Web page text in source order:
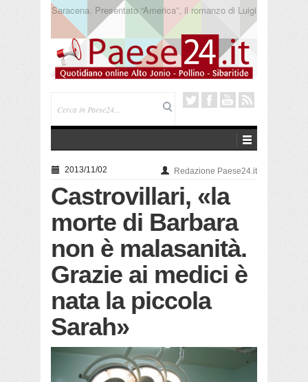
Trebisacce. Cento anni per la processione in mare
di San Rocco. Arriva la reliquia
2013/11/02 Redazione Paese24.it
Castrovillari, «la
morte di Barbara
non è malasanità.
Grazie ai medici è
nata la piccola
Sarah»